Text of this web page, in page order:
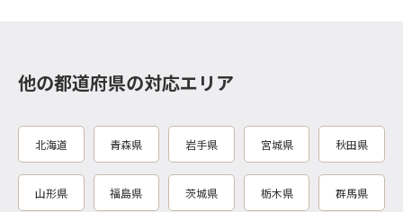
他の都道府県の対応エリア
北海道 青森県 岩手県 宮城県 秋田県
山形県 福島県 茨城県 栃木県 群馬県